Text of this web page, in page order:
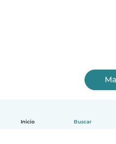
Inicio Buscar